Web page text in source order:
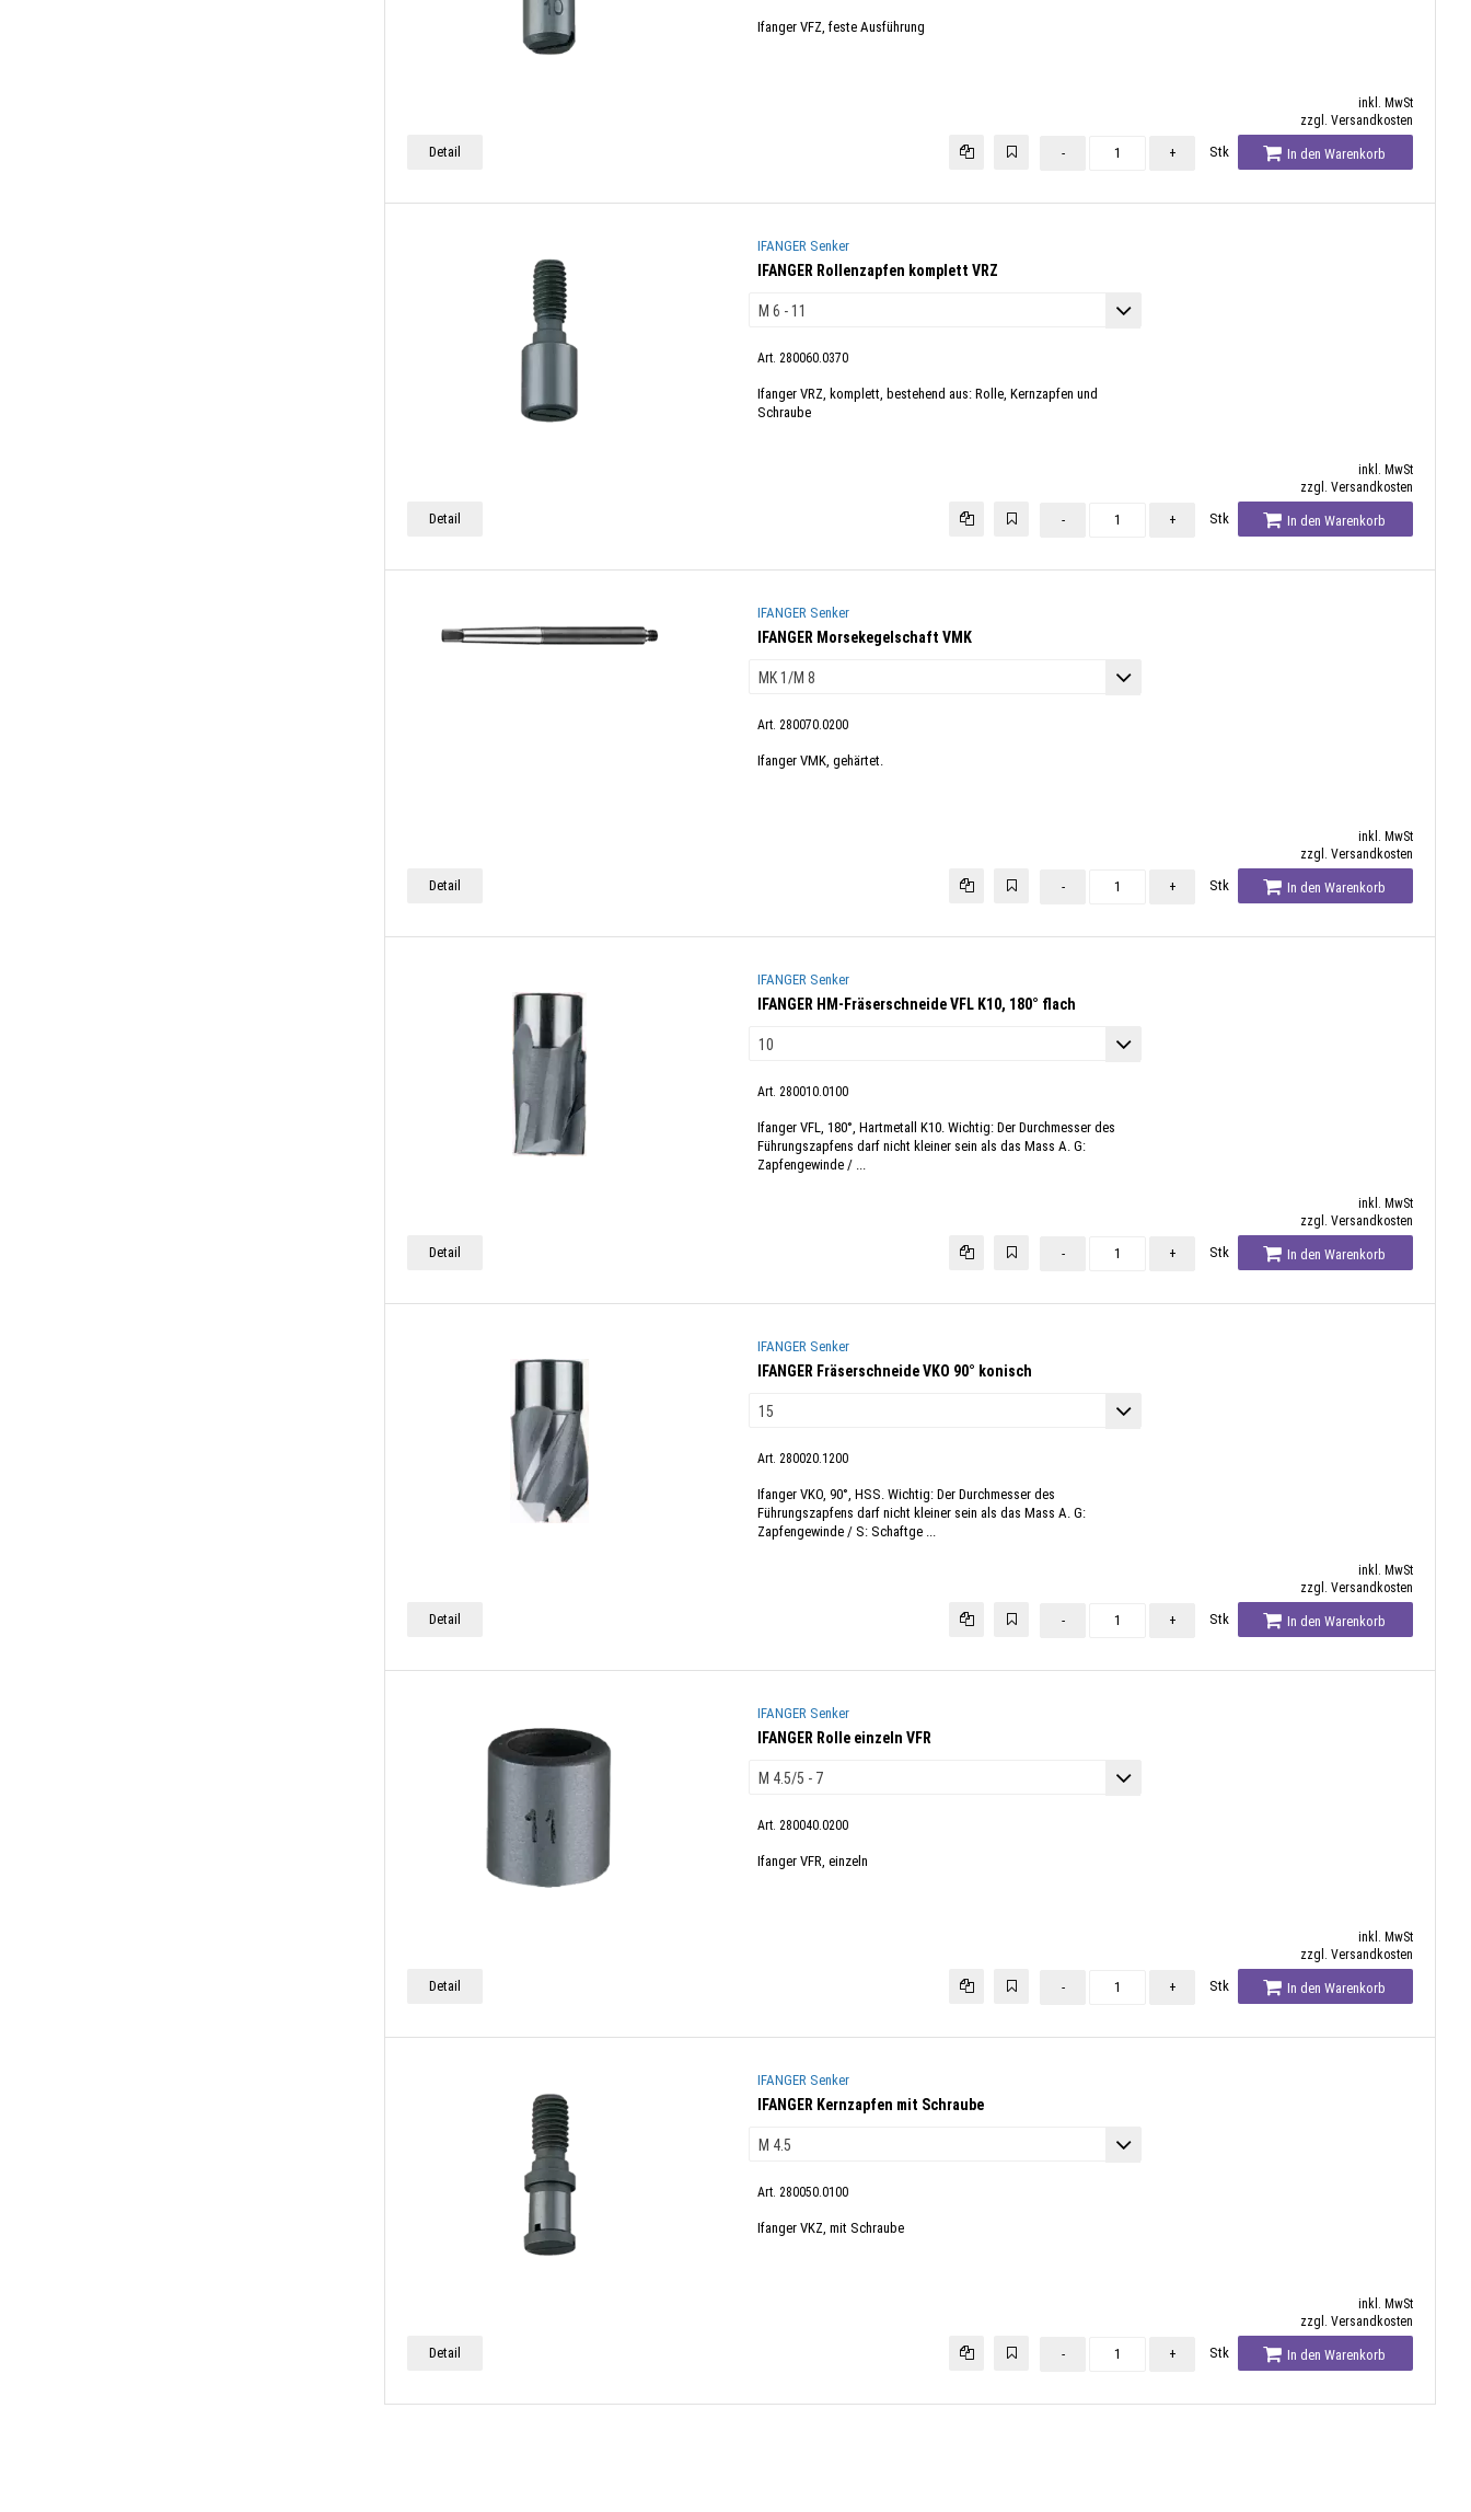
Ifanger VFZ, feste Ausführung
inkl. MwSt
zzgl. Versandkosten
Detail - + Stk In den Warenkorb
IFANGER Senker
IFANGER Rollenzapfen komplett VRZ
Art. 280060.0370
Ifanger VRZ, komplett, bestehend aus: Rolle, Kernzapfen und
Schraube
inkl. MwSt
zzgl. Versandkosten
Detail - + Stk In den Warenkorb
IFANGER Senker
IFANGER Morsekegelschaft VMK
Art. 280070.0200
Ifanger VMK, gehärtet.
inkl. MwSt
zzgl. Versandkosten
Detail - + Stk In den Warenkorb
IFANGER Senker
IFANGER HM-Fräserschneide VFL K10, 180° flach
Art. 280010.0100
Ifanger VFL, 180°, Hartmetall K10. Wichtig: Der Durchmesser des
Führungszapfens darf nicht kleiner sein als das Mass A. G:
Zapfengewinde / ...
inkl. MwSt
zzgl. Versandkosten
Detail - + Stk In den Warenkorb
IFANGER Senker
IFANGER Fräserschneide VKO 90° konisch
Art. 280020.1200
Ifanger VKO, 90°, HSS. Wichtig: Der Durchmesser des
Führungszapfens darf nicht kleiner sein als das Mass A. G:
Zapfengewinde / S: Schaftge ...
inkl. MwSt
zzgl. Versandkosten
Detail - + Stk In den Warenkorb
IFANGER Senker
IFANGER Rolle einzeln VFR
Art. 280040.0200
Ifanger VFR, einzeln
inkl. MwSt
zzgl. Versandkosten
Detail - + Stk In den Warenkorb
IFANGER Senker
IFANGER Kernzapfen mit Schraube
Art. 280050.0100
Ifanger VKZ, mit Schraube
inkl. MwSt
zzgl. Versandkosten
Detail - + Stk In den Warenkorb